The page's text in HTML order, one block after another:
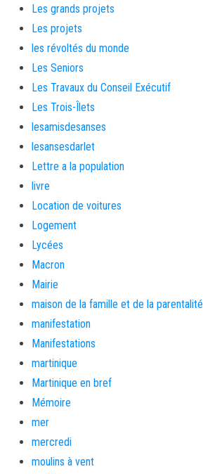
Les grands projets
Les projets
les révoltés du monde
Les Seniors
Les Travaux du Conseil Exécutif
Les Trois-Îlets
lesamisdesanses
lesansesdarlet
Lettre a la population
livre
Location de voitures
Logement
Lycées
Macron
Mairie
maison de la famille et de la parentalité
manifestation
Manifestations
martinique
Martinique en bref
Mémoire
mer
mercredi
moulins à vent